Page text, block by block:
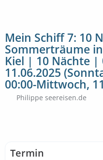
Mein Schiff 7: 10
Sommerträume
Kiel | 10 Nächte |
11.06.2025
00:00-Mittwoch,
Philippe seereisen.de
Termin